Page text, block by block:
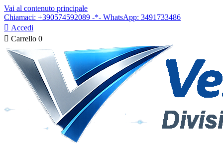
Vai al contenuto principale
Chiamaci: +390574592089 -*- WhatsApp: 3491733486
 Accedi
 Carrello 0